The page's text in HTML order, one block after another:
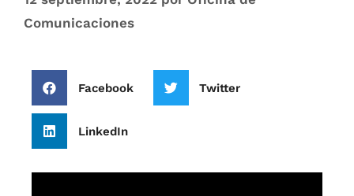
Comunicaciones
Facebook Twitter
LinkedIn